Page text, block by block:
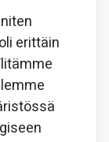
erittäin